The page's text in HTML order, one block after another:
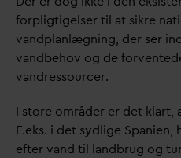
forpligtigelser til at sikre
vandplanlægning, der ser
vandbehov og de
vandressourcer.
I store områder er det klart,
F.eks. i det sydlige
efter vand til landbrug og